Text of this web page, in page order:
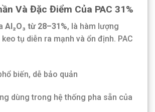
Và Đặc Điểm Của PAC 31%
Al₂O₃ từ 28–31%, là hàm lượng
tụ diễn ra mạnh và ổn định. PAC
biến, dễ bảo quản
dùng trong hệ thống pha sẵn của